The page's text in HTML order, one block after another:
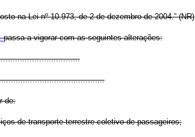
na Lei nº 10.973, de 2 de dezembro de 2004.” (NR)
passa a vigorar com as seguintes alterações:
de:
de transporte terrestre coletivo de passageiros;